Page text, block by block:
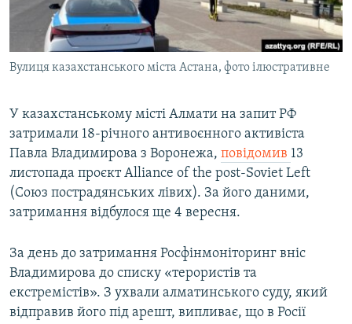
ПОДКАСТИ
КРИМ РЕАЛІЇ
УКР
КТАТ
ДОЛУЧАЙСЯ!
Усі сайти RFE/RL
Вулиця казахстанського міста Астана, фото ілюстративне
У казахстанському місті Алмати на запит РФ
затримали 18-річного антивоєнного активіста
Павла Владимирова з Воронежа, повідомив 13
листопада проєкт Alliance of the post-Soviet Left
(Союз пострадянських лівих). За його даними,
затримання відбулося ще 4 вересня.
За день до затримання Росфінмоніторинг вніс
Владимирова до списку «терористів та
екстремістів». З ухвали алматинського суду, який
відправив його під арешт, випливає, що в Росії